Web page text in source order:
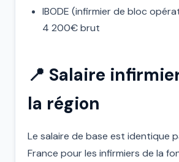
IBODE (infirmier de bloc
4 200€ brut
📍 Salaire
la région
Le salaire de base est identique
France pour les infirmiers de la